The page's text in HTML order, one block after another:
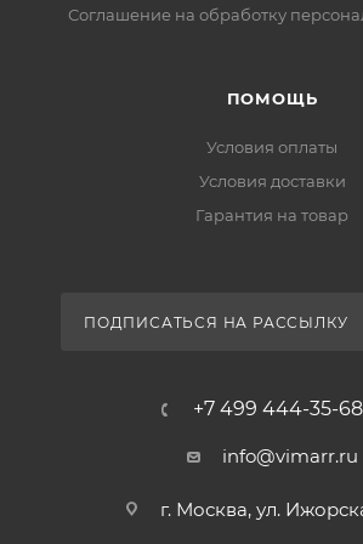
Соглашение на обработку
ПОМОЩЬ
Условия оплаты
Условия доставки
Гарантия на товар
ПОДПИСАТЬСЯ НА РАССЫЛКУ
+7 499 444-35-68
info@vimarr.ru
г. Москва, ул.